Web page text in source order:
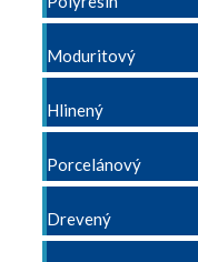
Moduritový
Hlinený
Porcelánový
Drevený